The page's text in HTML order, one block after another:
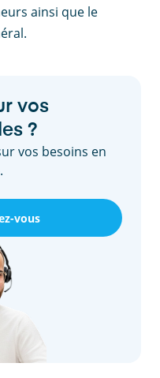
ainsi que le
vos
?
vos besoins en
vous